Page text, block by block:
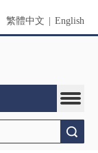
繁體中文 English